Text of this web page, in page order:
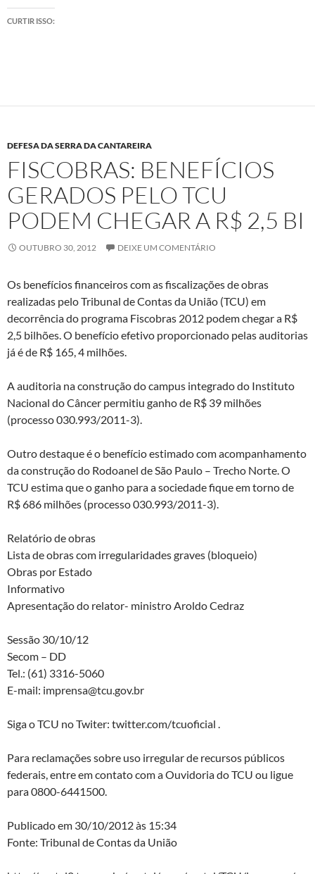
CURTIR ISSO:
DEFESA DA SERRA DA CANTAREIRA
FISCOBRAS: BENEFÍCIOS
GERADOS PELO TCU
PODEM CHEGAR A R$ 2,5 BI
OUTUBRO 30, 2012 DEIXE UM COMENTÁRIO
Os benefícios financeiros com as fiscalizações de obras
realizadas pelo Tribunal de Contas da União (TCU) em
decorrência do programa Fiscobras 2012 podem chegar a R$
2,5 bilhões. O benefício efetivo proporcionado pelas auditorias
já é de R$ 165, 4 milhões.
A auditoria na construção do campus integrado do Instituto
Nacional do Câncer permitiu ganho de R$ 39 milhões
(processo 030.993/2011-3).
Outro destaque é o benefício estimado com acompanhamento
da construção do Rodoanel de São Paulo – Trecho Norte. O
TCU estima que o ganho para a sociedade fique em torno de
R$ 686 milhões (processo 030.993/2011-3).
Relatório de obras
Lista de obras com irregularidades graves (bloqueio)
Obras por Estado
Informativo
Apresentação do relator- ministro Aroldo Cedraz
Sessão 30/10/12
Secom – DD
Tel.: (61) 3316-5060
E-mail: imprensa@tcu.gov.br
Siga o TCU no Twiter: twitter.com/tcuoficial .
Para reclamações sobre uso irregular de recursos públicos
federais, entre em contato com a Ouvidoria do TCU ou ligue
para 0800-6441500.
Publicado em 30/10/2012 às 15:34
Fonte: Tribunal de Contas da União